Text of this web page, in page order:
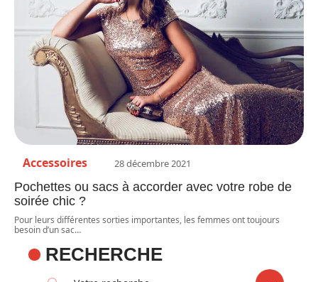
Accessoires 28 décembre 2021
Pochettes ou sacs à accorder avec votre robe de
soirée chic ?
Pour leurs différentes sorties importantes, les femmes ont toujours
besoin d’un sac…
RECHERCHE